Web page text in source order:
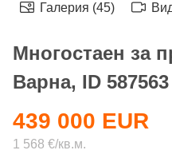
Галерия (45)
Многостаен за
Варна, ID 587563
439 000 EUR
1 568 €/кв.м.